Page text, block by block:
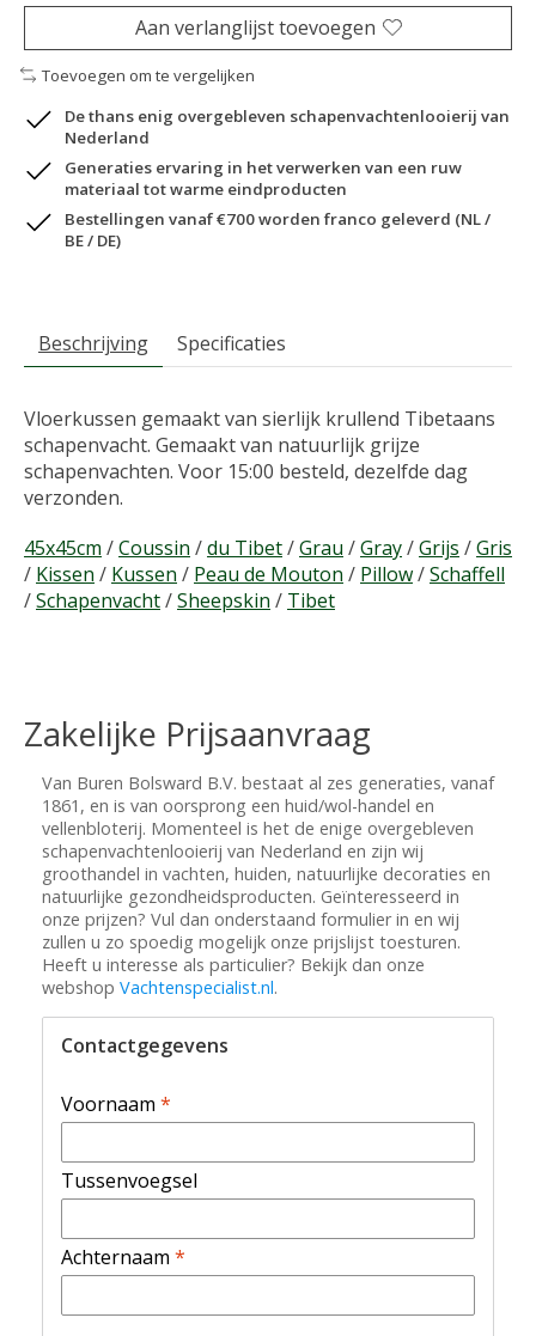
Aan verlanglijst toevoegen
Toevoegen om te vergelijken
De thans enig overgebleven schapenvachtenlooierij van
Nederland
Generaties ervaring in het verwerken van een ruw
materiaal tot warme eindproducten
Bestellingen vanaf €700 worden franco geleverd (NL /
BE / DE)
Beschrijving Specificaties
Vloerkussen gemaakt van sierlijk krullend Tibetaans
schapenvacht. Gemaakt van natuurlijk grijze
schapenvachten. Voor 15:00 besteld, dezelfde dag
verzonden.
45x45cm /Coussin /du Tibet/Grau /Gray/Grijs /Gris
/ Kissen / Kussen / Peau de Mouton / Pillow/Schaffell
/Schapenvacht/Sheepskin / Tibet
Zakelijke Prijsaanvraag
Van Buren Bolsward B.V. bestaat al zes generaties, vanaf
1861, en is van oorsprong een huid/wol-handel en
vellenbloterij. Momenteel is het de enige overgebleven
schapenvachtenlooierij van Nederland en zijn wij
groothandel in vachten, huiden, natuurlijke decoraties en
natuurlijke gezondheidsproducten. Geïnteresseerd in
onze prijzen? Vul dan onderstaand formulier in en wij
zullen u zo spoedig mogelijk onze prijslijst toesturen.
Heeft u interesse als particulier? Bekijk dan onze
webshop Vachtenspecialist.nl.
Contactgegevens
Voornaam *
Tussenvoegsel
Achternaam *